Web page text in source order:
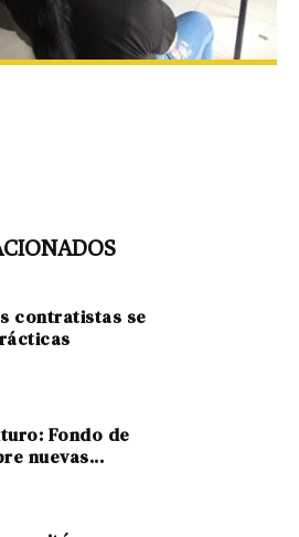
contratistas se
Fondo de
nuevas...